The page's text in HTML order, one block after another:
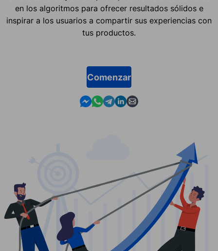
en los algoritmos para ofrecer resultados sólidos e
inspirar a los usuarios a compartir sus experiencias con
tus productos.
Comenzar
Contact us in Messenger
Contact us in WhatsApp
Contact us in Telegram
Contact us in Linkedin
Contact us by email